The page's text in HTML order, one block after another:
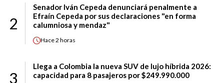
2
Senador Iván Cepeda denunciará penalmente a
Efraín Cepeda por sus declaraciones "en forma
calumniosa y mendaz"
Hace2 horas
3
Llega a Colombia la nueva SUV de lujo híbrida 2026:
capacidad para 8 pasajeros por $249.990.000